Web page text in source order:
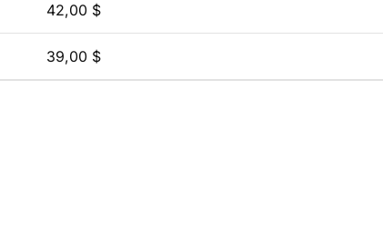
42,00 $
39,00 $